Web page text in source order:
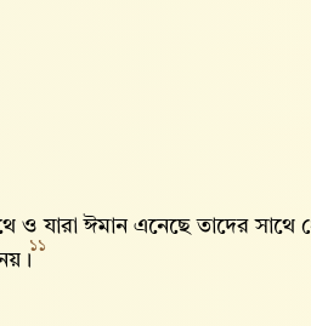
ও যারা ঈমান এনেছে তাদের
১১